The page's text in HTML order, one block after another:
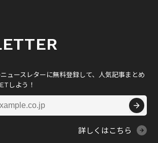
ュースレターに無料登録して、人気記事まとめ
しよう！
詳しくはこちら